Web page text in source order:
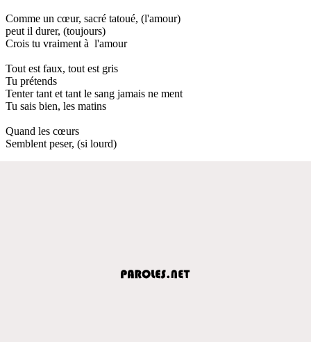
Comme un cœur, sacré tatoué, (l'amour)
peut il durer, (toujours)
Crois tu vraiment à l'amour
Tout est faux, tout est gris
Tu prétends
Tenter tant et tant le sang jamais ne ment
Tu sais bien, les matins
Quand les cœurs
Semblent peser, (si lourd)